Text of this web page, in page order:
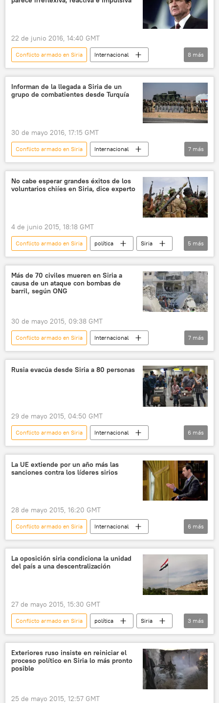
Alepo
Serguéi Shoigú
Bashar Asad
Semión Bagdasárov
22 de junio 2016, 14:40 GMT
Conflicto armado en Siria
Internacional
EEUU
Siria
Patrick Buchanan
OTAN
enfrentamientos
Rusia
política
noticias
8 más
Informan de la llegada a Siria de un
grupo de combatientes desde Turquía
30 de mayo 2016, 17:15 GMT
Conflicto armado en Siria
Internacional
🌍 Oriente Medio
Siria
Turquía
terrorismo
extremistas
guerra civil
noticias
7 más
No cabe esperar grandes éxitos de los
voluntarios chiíes en Siria, dice experto
4 de junio 2015, 18:18 GMT
Conflicto armado en Siria política
Siria
Bashar Asad
Shuaib Bahman
chiíes
ISIS
noticias
5 más
Más de 70 civiles mueren en Siria a
causa de un ataque con bombas de
barril, según ONG
30 de mayo 2015, 09:38 GMT
Conflicto armado en Siria
Internacional
🌍 Oriente Medio
Siria
Alepo
Observatorio Sirio de Derechos Humanos (OSDH)
7 más
Rusia evacúa desde Siria a 80 personas
29 de mayo 2015, 04:50 GMT
Conflicto armado en Siria
Internacional
🌍 Oriente Medio
Rusia
Siria
Il-76
6 más
La UE extiende por un año más las
sanciones contra los líderes sirios
28 de mayo 2015, 16:20 GMT
Conflicto armado en Siria
Internacional
🌍 Oriente Medio
Siria
Bashar Asad
sanciones
Unión Europea (UE)
noticias
6 más
La oposición siria condiciona la unidad
del país a una descentralización
27 de mayo 2015, 15:30 GMT
Conflicto armado en Siria política
Siria
Astaná
Guerra en Siria noticias
3 más
Exteriores ruso insiste en reiniciar el
proceso político en Siria lo más pronto
posible
25 de mayo 2015, 12:57 GMT